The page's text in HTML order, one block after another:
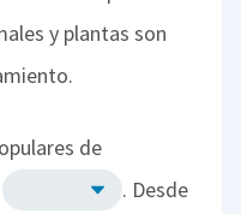
y plantas son
de
. Desde